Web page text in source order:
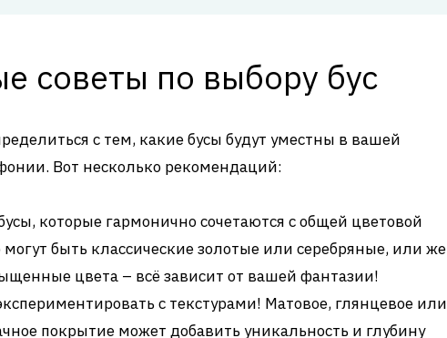
советы по выбору бус
с тем, какие бусы будут уместны в вашей
Вот несколько рекомендаций:
которые гармонично сочетаются с общей цветовой
быть классические золотые или серебряные, или же
цвета – всё зависит от вашей фантазии!
с текстурами! Матовое, глянцевое или
покрытие может добавить уникальность и глубину